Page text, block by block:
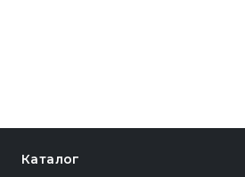
Каталог